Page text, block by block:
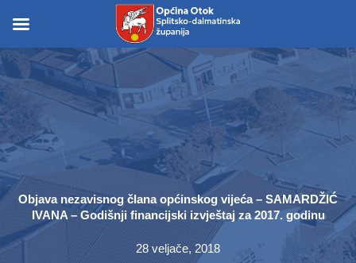
content
content
Objava nezavisnog člana općinskog vijeća – SAMARDŽIĆ
IVANA – Godišnji financijski izvještaj za 2017. godinu
28 veljače, 2018